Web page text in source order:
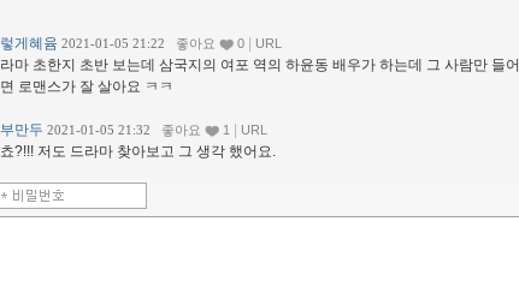
게혜윰 2021-01-05 21:22 좋아요 0 URL
마 초한지 초반 보는데 삼국지의 여포 역의 하윤동 배우가 하는데 그 사람만 들어
로맨스가 잘 살아요 ㅋㅋ
만두 2021-01-05 21:32 좋아요 1 URL
?!!! 저도 드라마 찾아보고 그 생각 했어요.